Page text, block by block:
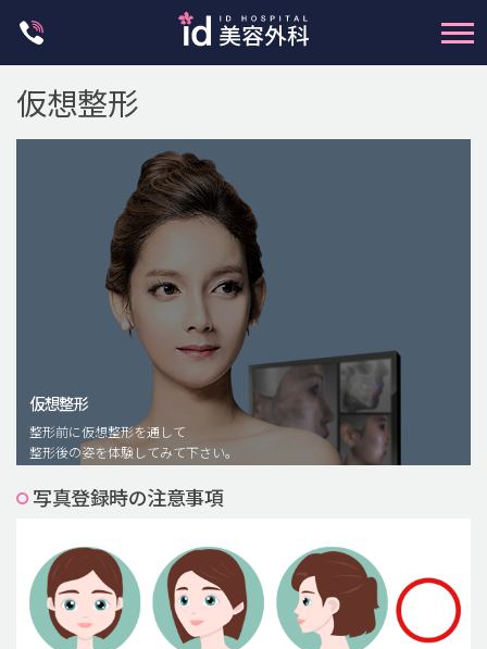
脂肪注入(アンチエイジング)
豊胸手術・バストアップ
プチ整形
メンズ整形
idリアルストーリー
idニュース
仮想整形
仮想整形
整形前に仮想整形を通して
整形後の姿を体験してみて下さい。
写真登録時の注意事項